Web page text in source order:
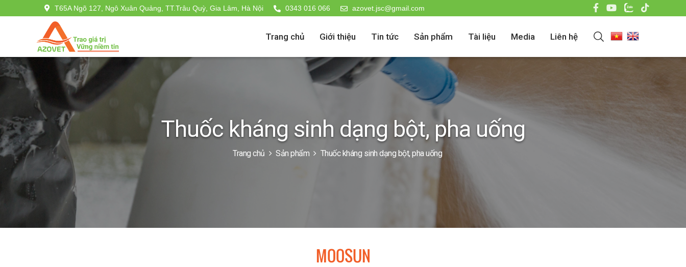
T65A Ngõ 127, Ngô Xuân Quảng, TT.Trâu Quỳ, Gia Lâm, Hà Nội 0343 016 066 azovet.jsc@gmail.com
Trang chủ Giới thiệu Tin tức Sản phẩm Tài liệu Media Liên hệ
Thuốc kháng sinh dạng bột, pha uống
Trang chủ Sản phẩm Thuốc kháng sinh dạng bột, pha uống
MOOSUN